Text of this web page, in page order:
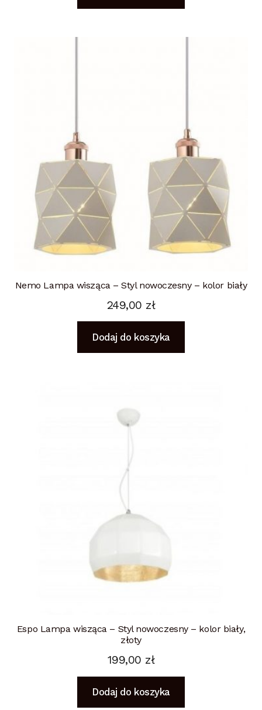
Nemo Lampa wisząca – Styl nowoczesny – kolor biały
249,00 zł
Dodaj do koszyka
Espo Lampa wisząca – Styl nowoczesny – kolor biały,
złoty
199,00 zł
Dodaj do koszyka